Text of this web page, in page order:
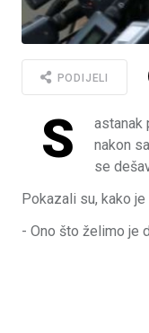
PODIJELI
S
astanak
nakon
se
Pokazali su, kako
- Ono što želimo je